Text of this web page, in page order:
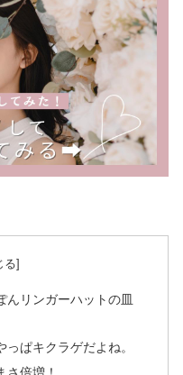
んリンガーハットの皿
ぱキクラゲだよね。
さ倍増！